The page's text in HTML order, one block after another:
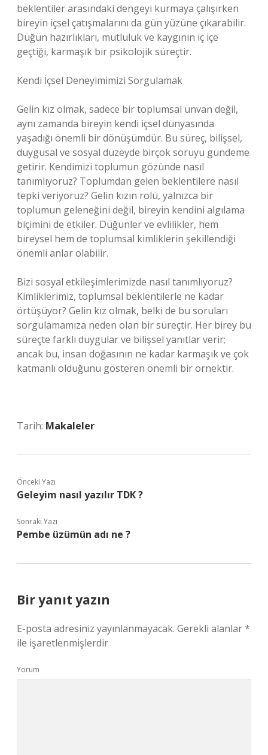
beklentiler arasındaki dengeyi kurmaya çalışırken
bireyin içsel çatışmalarını da gün yüzüne çıkarabilir.
Düğün hazırlıkları, mutluluk ve kaygının iç içe
geçtiği, karmaşık bir psikolojik süreçtir.
Kendi İçsel Deneyimimizi Sorgulamak
Gelin kız olmak, sadece bir toplumsal unvan değil,
aynı zamanda bireyin kendi içsel dünyasında
yaşadığı önemli bir dönüşümdür. Bu süreç, bilişsel,
duygusal ve sosyal düzeyde birçok soruyu gündeme
getirir. Kendimizi toplumun gözünde nasıl
tanımlıyoruz? Toplumdan gelen beklentilere nasıl
tepki veriyoruz? Gelin kızın rolü, yalnızca bir
toplumun geleneğini değil, bireyin kendini algılama
biçimini de etkiler. Düğünler ve evlilikler, hem
bireysel hem de toplumsal kimliklerin şekillendiği
önemli anlar olabilir.
Bizi sosyal etkileşimlerimizde nasıl tanımlıyoruz?
Kimliklerimiz, toplumsal beklentilerle ne kadar
örtüşüyor? Gelin kız olmak, belki de bu soruları
sorgulamamıza neden olan bir süreçtir. Her birey bu
süreçte farklı duygular ve bilişsel yanıtlar verir;
ancak bu, insan doğasının ne kadar karmaşık ve çok
katmanlı olduğunu gösteren önemli bir örnektir.
Tarih: Makaleler
Önceki Yazı
Geleyim nasıl yazılır TDK ?
Sonraki Yazı
Pembe üzümün adı ne ?
Bir yanıt yazın
E-posta adresiniz yayınlanmayacak. Gerekli alanlar*
ile işaretlenmişlerdir
Yorum